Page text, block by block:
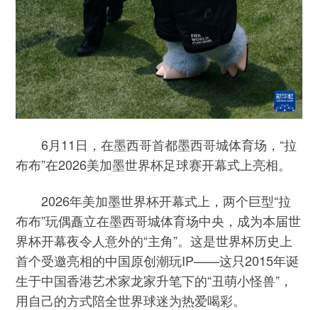
6月11日，在墨西哥首都墨西哥城体育场，“拉
布布”在2026美加墨世界杯足球赛开幕式上亮相。
2026年美加墨世界杯开幕式上，两个巨型“拉
布布”玩偶矗立在墨西哥城体育场中央，成为本届世
界杯开幕夜令人意外的“主角”。这是世界杯历史上
首个受邀亮相的中国原创潮玩IP——这只2015年诞
生于中国香港艺术家龙家升笔下的“丑萌小怪兽”，
用自己的方式陪全世界球迷为热爱喝彩。